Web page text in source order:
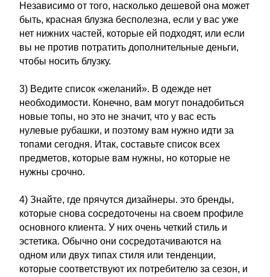
Независимо от того, насколько дешевой она может
быть, красная блузка бесполезна, если у вас уже
нет нижних частей, которые ей подходят, или если
вы не против потратить дополнительные деньги,
чтобы носить блузку.
3) Ведите список «желаний». В одежде нет
необходимости. Конечно, вам могут понадобиться
новые топы, но это не значит, что у вас есть
нулевые рубашки, и поэтому вам нужно идти за
топами сегодня. Итак, составьте список всех
предметов, которые вам нужны, но которые не
нужны срочно.
4) Знайте, где прячутся дизайнеры. это бренды,
которые снова сосредоточены на своем профиле
основного клиента. У них очень четкий стиль и
эстетика. Обычно они сосредотачиваются на
одном или двух типах стиля или тенденции,
которые соответствуют их потребителю за сезон, и